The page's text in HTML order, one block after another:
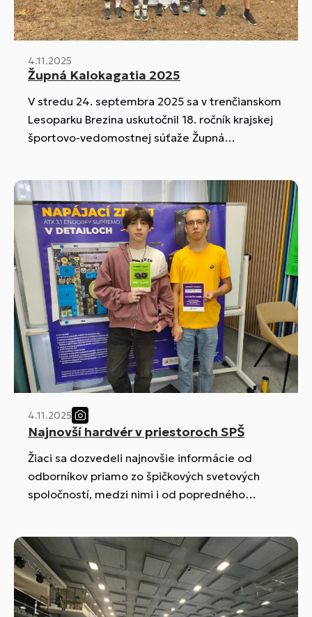
4.11.2025
Župná Kalokagatia 2025
V stredu 24. septembra 2025 sa v trenčianskom
Lesoparku Brezina uskutočnil 18. ročník krajskej
športovo-vedomostnej súťaže Župná
4.11.2025
Najnovší hardvér v priestoroch SPŠ
Žiaci sa dozvedeli najnovšie informácie od
odborníkov priamo zo špičkových svetových
spoločností, medzi nimi i od popredného